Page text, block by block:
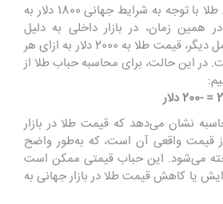
فرض کنید قیمت واقعی طلا با توجه به شرایط جهانی 1800 دلار به
همین زمان، در بازار داخلی به دلیل
تقاضای بالا و برخی عوامل دیگر، قیمت طلا به 2000 دلار به ازای هر
در این حالت، برای محاسبه حباب طلا از
نشان می‌دهد که قیمت طلا در بازار
بیشتر از قیمت واقعی آن است، که به‌طور واضح
می‌شود. این حباب قیمتی ممکن است
یا کاهش قیمت طلا در بازار جهانی به